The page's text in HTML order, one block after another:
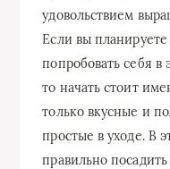
удовольствием
Если вы планируете
попробовать себя в
то начать стоит
только вкусные и
простые в уходе. В
правильно